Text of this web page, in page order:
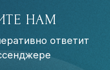
НАМ
ответит